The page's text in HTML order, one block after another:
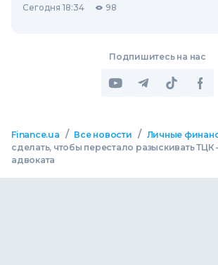
Сегодня 18:34 98
Подпишитесь на нас
Finance.ua / Все новости / Личные
сделать, чтобы перестало разыскивать
адвоката